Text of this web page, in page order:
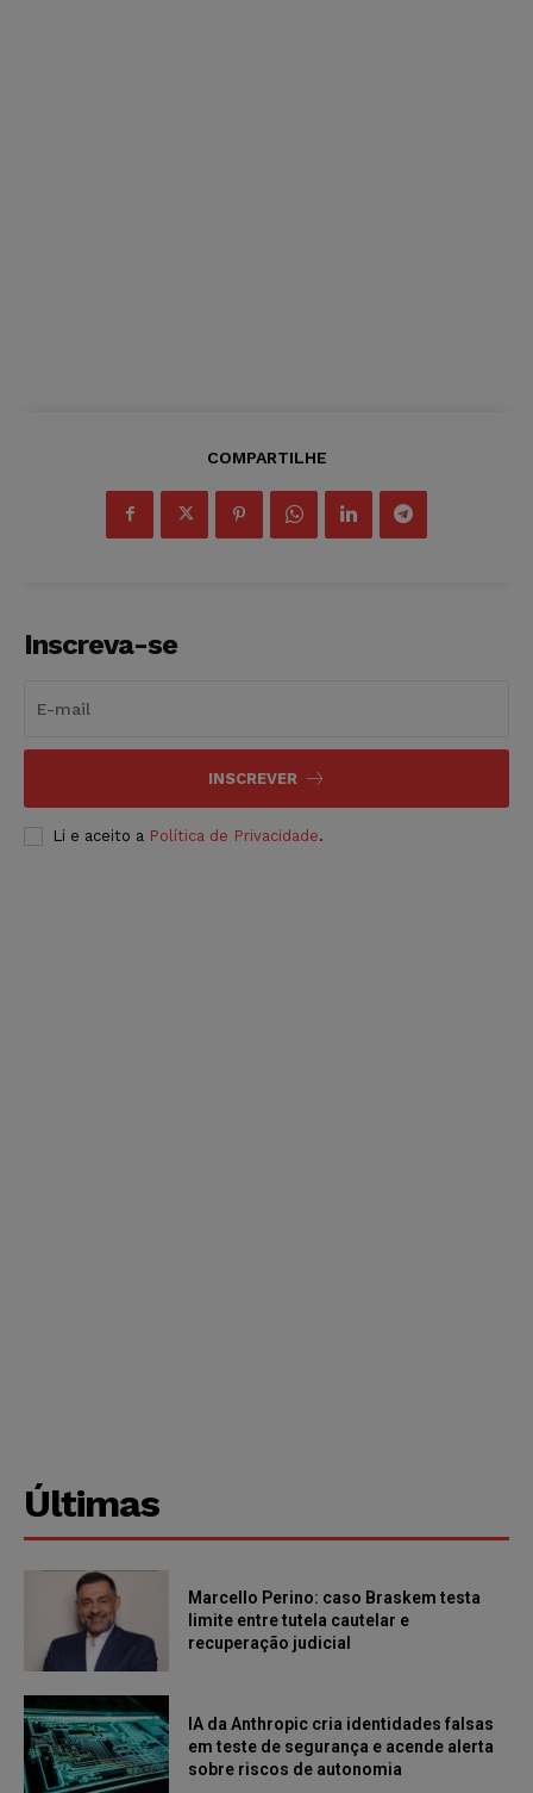
COMPARTILHE
Inscreva-se
INSCREVER
Li e aceito a Política de Privacidade.
Últimas
Marcello Perino: caso Braskem testa
limite entre tutela cautelar e
recuperação judicial
IA da Anthropic cria identidades falsas
em teste de segurança e acende alerta
sobre riscos de autonomia